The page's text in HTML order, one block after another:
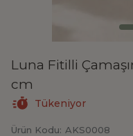
Luna Fitilli
cm
Tükeniyor
Ürün Kodu: AKS0008